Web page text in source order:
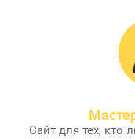
Сайт для тех, кто